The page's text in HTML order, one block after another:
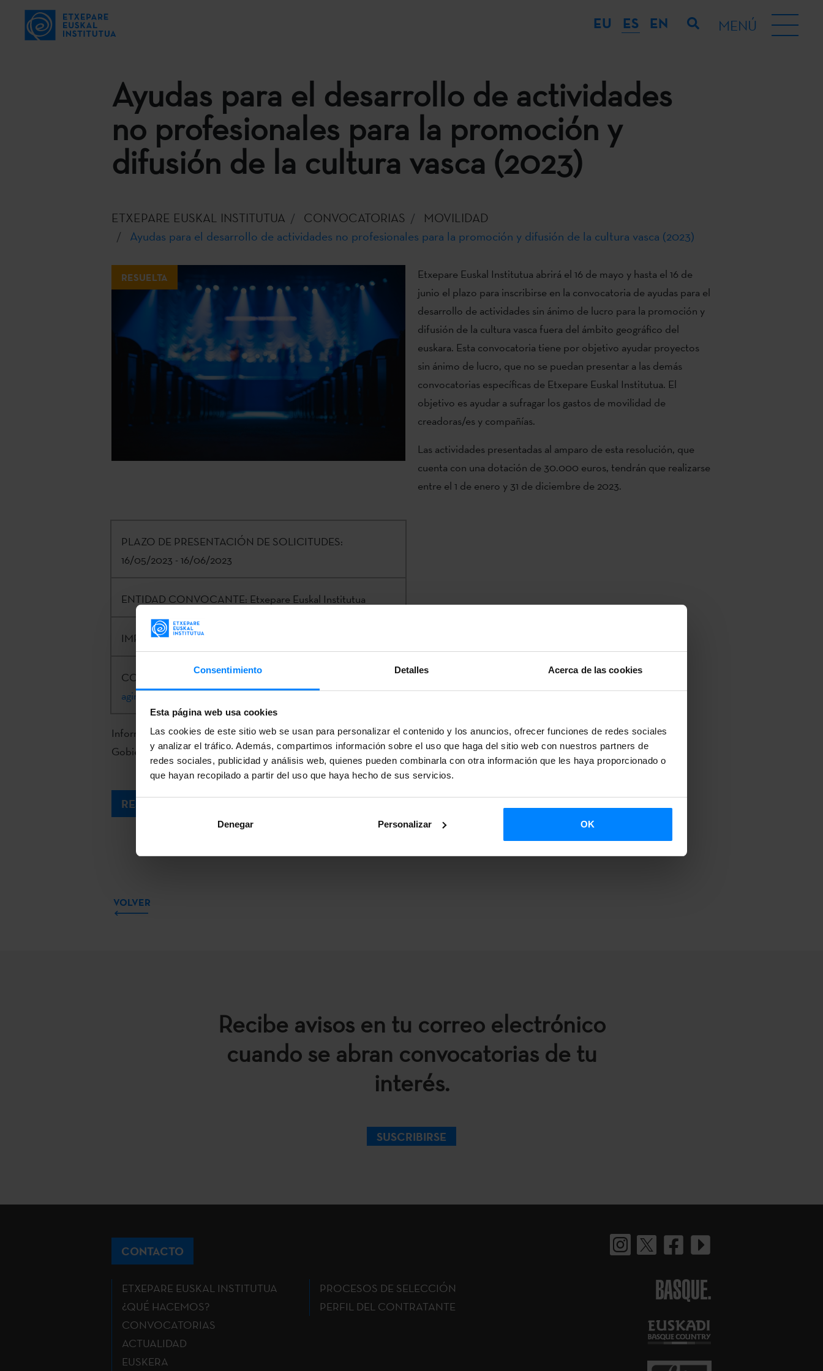
Consentimiento Detalles Acerca de las cookies
Esta página web usa cookies
Las cookies de este sitio web se usan para personalizar el contenido y los anuncios, ofrecer funciones de redes sociales
y analizar el tráfico. Además, compartimos información sobre el uso que haga del sitio web con nuestros partners de
redes sociales, publicidad y análisis web, quienes pueden combinarla con otra información que les haya proporcionado o
que hayan recopilado a partir del uso que haya hecho de sus servicios.
Denegar Personalizar OK
EU ES EN MENÚ
Ayudas para el desarrollo de actividades
no profesionales para la promoción y
difusión de la cultura vasca (2023)
ETXEPARE EUSKAL INSTITUTUA CONVOCATORIAS
MOVILIDAD
Ayudas para el desarrollo de actividades no profesionales para la promoción y difusión de la cultura vasca (2023)
RESUELTA
Etxepare Euskal Institutua abrirá el 16 de mayo y hasta el 16 de
junio el plazo para inscribirse en la convocatoria de ayudas para el
desarrollo de actividades sin ánimo de lucro para la promoción y
difusión de la cultura vasca fuera del ámbito geográfico del
euskara. Esta convocatoria tiene por objetivo ayudar proyectos
sin ánimo de lucro, que no se puedan presentar a las demás
convocatorias específicas de Etxepare Euskal Institutua. El
objetivo es ayudar a sufragar los gastos de movilidad de
creadoras/es y compañías.
Las actividades presentadas al amparo de esta resolución, que
cuenta con una dotación de 30.000 euros, tendrán que realizarse
entre el 1 de enero y 31 de diciembre de 2023.
PLAZO DE PRESENTACIÓN DE SOLICITUDES:
16/05/2023 - 16/06/2023
ENTIDAD CONVOCANTE: Etxepare Euskal Institutua
IMPORTE: 30.000€
CONTACTO: Alex Aginagalde |
aginagaldelopez@etxepare.eus| +34 943 023 406
Información completa e inscripción en laSede Electrónicadel
Gobierno Vasco.
RESOLUCIÓN
VOLVER
Recibe avisos en tu correo electrónico
cuando se abran convocatorias de tu
interés.
SUSCRIBIRSE
CONTACTO
ETXEPARE EUSKAL INSTITUTUA
¿QUÉ HACEMOS?
CONVOCATORIAS
ACTUALIDAD
EUSKERA
PROCESOS DE SELECCIÓN
PERFIL DEL CONTRATANTE
BASQUE.